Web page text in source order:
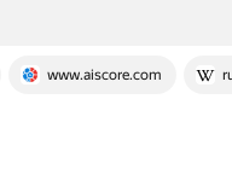
www.aiscore.com